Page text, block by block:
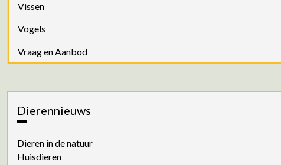
Vissen
Vogels
Vraag en Aanbod
Dierennieuws
Dieren in de natuur
Huisdieren